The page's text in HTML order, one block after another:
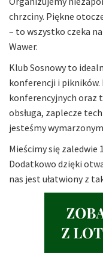
chrzciny. Piękne
– to wszystko czeka
Wawer.
Klub Sosnowy to
konferencji i pikników.
konferencyjnych oraz
obsługa, zaplecze
jesteśmy
Mieścimy się zaledwie
Dodatkowo dzięki
nas jest ułatwiony z